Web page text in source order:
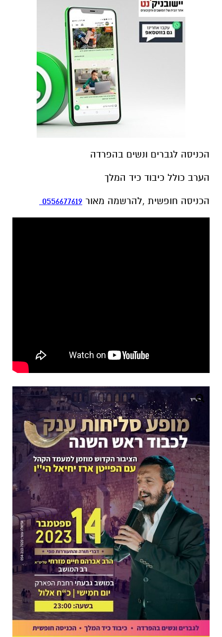
הכניסה לגברים ונשים בהפרדה
הערב כולל כיבוד כיד המלך
הכניסה חופשית ,להרשמה מאור 0556677619